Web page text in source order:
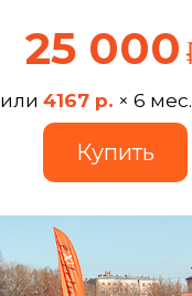
25 000
или 4167 р. × 6 мес.